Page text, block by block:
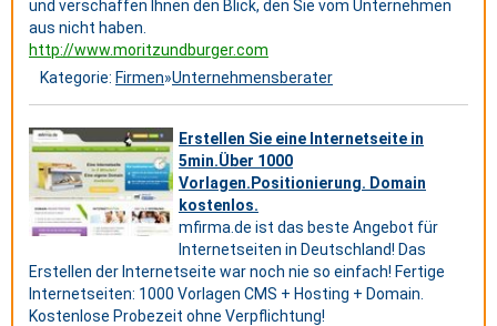
und verschaffen Ihnen den Blick, den Sie vom Unternehmen
aus nicht haben.
http://www.moritzundburger.com
Kategorie: Firmen»Unternehmensberater
Erstellen Sie eine Internetseite in
5min.Über 1000
Vorlagen.Positionierung. Domain
kostenlos.
mfirma.de ist das beste Angebot für
Internetseiten in Deutschland! Das
Erstellen der Internetseite war noch nie so einfach! Fertige
Internetseiten: 1000 Vorlagen CMS + Hosting + Domain.
Kostenlose Probezeit ohne Verpflichtung!